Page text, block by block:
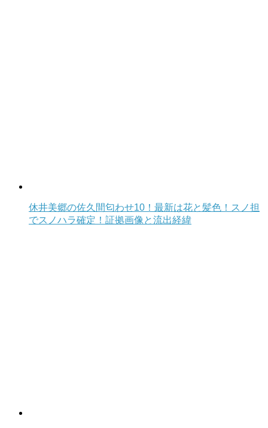
休井美郷の佐久間匂わせ10！最新は花と髪色！スノ担
でスノハラ確定！証拠画像と流出経緯